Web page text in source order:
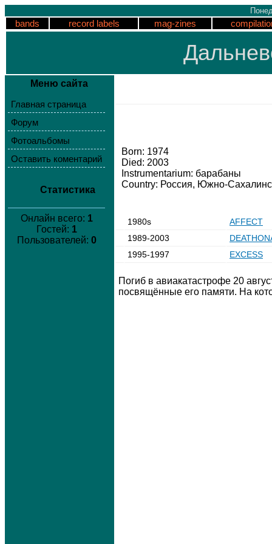
bands record labels mag-zines
Меню сайта
Главная страница
Форум
Фотоальбомы
Оставить коментарий
Статистика
Онлайн всего: 1
Гостей: 1
Пользователей: 0
Born: 1974
Died: 2003
Instrumentarium: барабаны
Country: Россия, Южно-
1980s
AFFECT
1989-2003
1995-1997
EXCESS
Погиб в авиакатастрофе 20
посвящённые его памяти. На